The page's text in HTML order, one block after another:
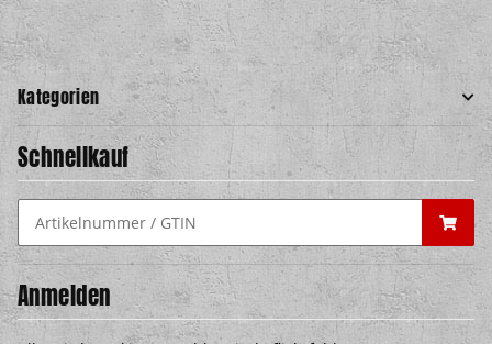
Kategorien
Schnellkauf
Anmelden